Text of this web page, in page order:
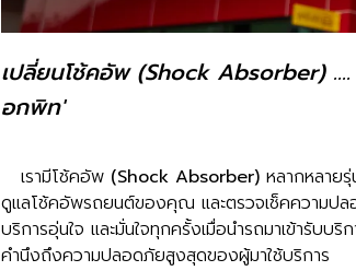
เปลี่ยนโช้คอัพ (Shock Absorber)
อกพิท'
เรามีโช้คอัพ (Shock Absorber) หลากหลาย
ดูแลโช้คอัพรถยนต์ของคุณ และตรวจเช็คความปล
บริการอุ่นใจ และมั่นใจทุกครั้งเมื่อนำรถมาเข้ารับบริ
คำนึงถึงความปลอดภัยสูงสุดของผู้มาใช้บริการ